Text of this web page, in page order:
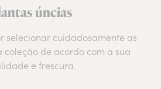
úncias
selecionar cuidadosamente as
coleção de acordo com a sua
e frescura.